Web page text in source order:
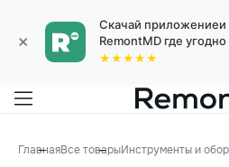
×
Скачай приложениеи
RemontMD где угодно
★★★★★
ГлавнаяВсе товарыИнструменты и